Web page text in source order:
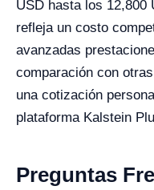
USD hasta los 12,800
refleja un costo
avanzadas
comparación con
una cotización
plataforma Kalstein
Preguntas